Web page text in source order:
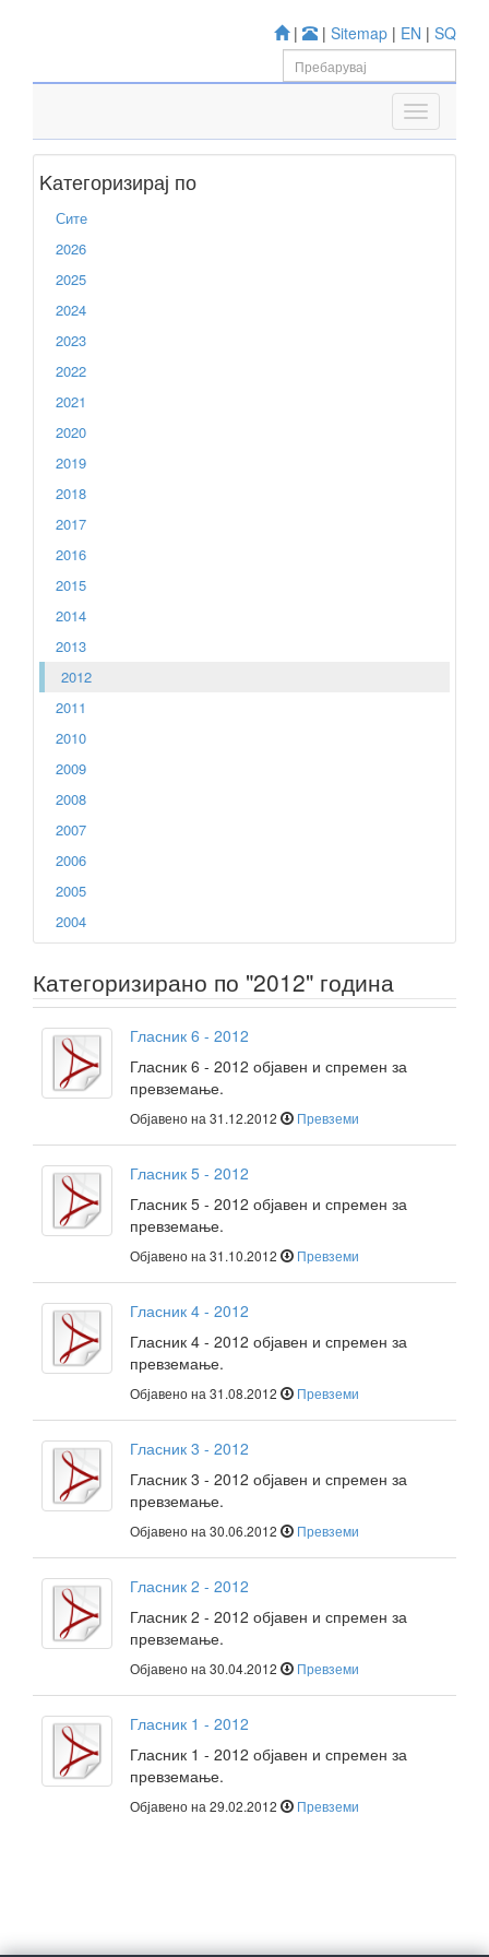
| | Sitemap | EN | SQ
Kатегоризирај по
Сите
2026
2025
2024
2023
2022
2021
2020
2019
2018
2017
2016
2015
2014
2013
2012
2011
2010
2009
2008
2007
2006
2005
2004
Категоризирано по "2012" година
Гласник 6 - 2012
Гласник 6 - 2012 објавен и спремен за
превземање.
Објавено на 31.12.2012 Превземи
Гласник 5 - 2012
Гласник 5 - 2012 објавен и спремен за
превземање.
Објавено на 31.10.2012 Превземи
Гласник 4 - 2012
Гласник 4 - 2012 објавен и спремен за
превземање.
Објавено на 31.08.2012 Превземи
Гласник 3 - 2012
Гласник 3 - 2012 објавен и спремен за
превземање.
Објавено на 30.06.2012 Превземи
Гласник 2 - 2012
Гласник 2 - 2012 објавен и спремен за
превземање.
Објавено на 30.04.2012 Превземи
Гласник 1 - 2012
Гласник 1 - 2012 објавен и спремен за
превземање.
Објавено на 29.02.2012 Превземи